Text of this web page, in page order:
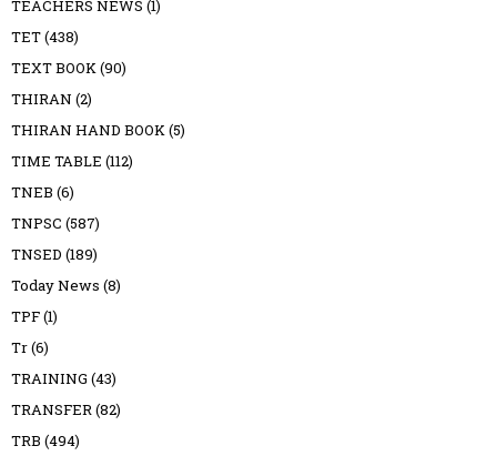
TEACHERS NEWS (1)
TET(438)
TEXT BOOK(90)
THIRAN (2)
THIRAN HAND BOOK(5)
TIME TABLE (112)
TNEB (6)
TNPSC (587)
TNSED (189)
Today News (8)
TPF(1)
Tr(6)
TRAINING (43)
TRANSFER(82)
TRB (494)